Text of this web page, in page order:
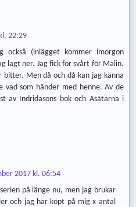
22:29
också (inlägget kommer imorgon
lagt ner. Jag fick för svårt för Malin.
Men då och då kan jag känna
vad som händer med henne. Av de
av Indridasons bok och Asätarna i
2017 kl. 06:54
på länge nu, men jag brukar
och jag har köpt på mig x antal